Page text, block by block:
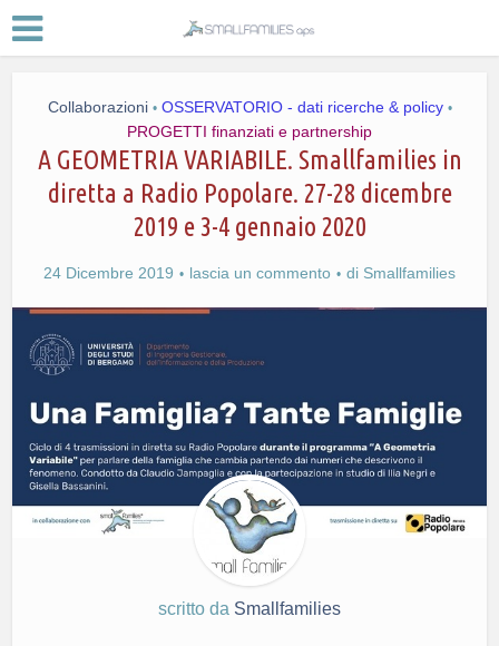
Collaborazioni • OSSERVATORIO - dati ricerche & policy •
PROGETTI finanziati e partnership
A GEOMETRIA VARIABILE. Smallfamilies in
diretta a Radio Popolare. 27-28 dicembre
2019 e 3-4 gennaio 2020
24 Dicembre 2019 lascia un commento di Smallfamilies
scritto da Smallfamilies